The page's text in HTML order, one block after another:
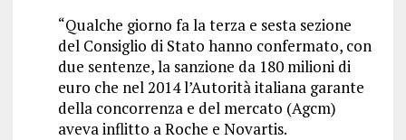
“Qualche giorno fa la terza e sesta sezione
del Consiglio di Stato hanno confermato, con
due sentenze, la sanzione da 180 milioni di
euro che nel 2014 l’Autorità italiana garante
della concorrenza e del mercato (Agcm)
aveva inflitto a Roche e Novartis.